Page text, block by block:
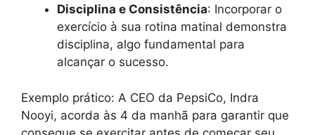
Disciplina e Consistência: Incorporar o
exercício à sua rotina matinal demonstra
disciplina, algo fundamental para
alcançar o sucesso.
Exemplo prático: A CEO da PepsiCo, Indra
Nooyi, acorda às 4 da manhã para garantir que